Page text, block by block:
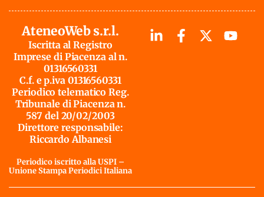
AteneoWeb s.r.l.
Iscritta al Registro
Imprese di Piacenza al n.
01316560331
C.f. e p.iva 01316560331
Periodico telematico Reg.
Tribunale di Piacenza n.
587 del 20/02/2003
Direttore responsabile:
Riccardo Albanesi
Periodico iscritto alla USPI –
Unione Stampa Periodici Italiana